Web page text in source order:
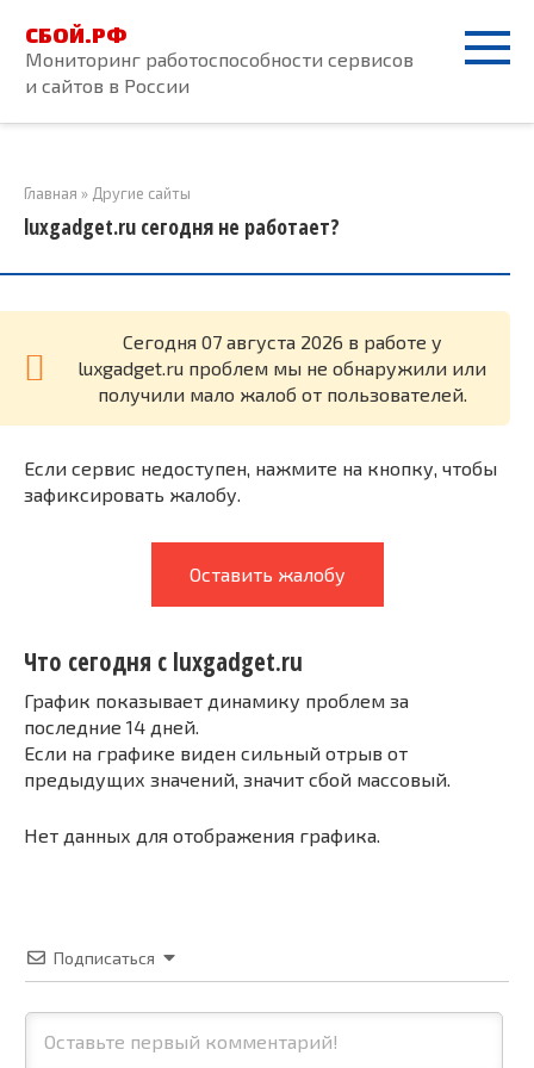
контенту
СБОЙ.РФ
Мониторинг работоспособности сервисов
и сайтов в России
Главная » Другие сайты
luxgadget.ru сегодня не работает?
Cегодня 07 августа 2026 в работе у
luxgadget.ru проблем мы не обнаружили или
получили мало жалоб от пользователей.
Если сервис недоступен, нажмите на кнопку, чтобы
зафиксировать жалобу.
Оставить жалобу
Что сегодня с luxgadget.ru
График показывает динамику проблем за
последние 14 дней.
Если на графике виден сильный отрыв от
предыдущих значений, значит сбой массовый.
Нет данных для отображения графика.
Подписаться